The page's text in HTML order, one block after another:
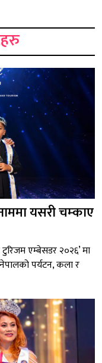
यसरी चम्काए
एम्बेसडर २०२६’ मा
पर्यटन, कला र